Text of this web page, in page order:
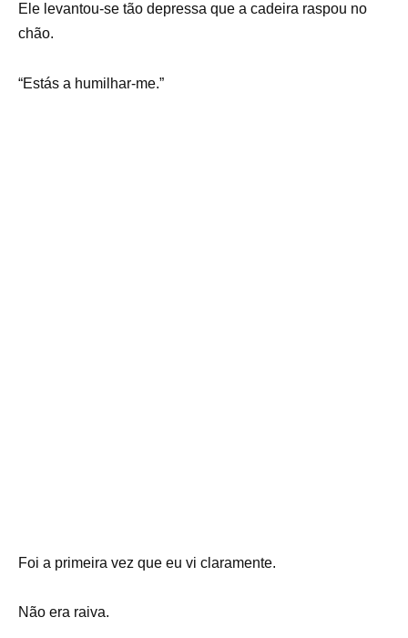
Ele levantou-se tão depressa que a cadeira raspou no
chão.
“Estás a humilhar-me.”
Foi a primeira vez que eu vi claramente.
Não era raiva.